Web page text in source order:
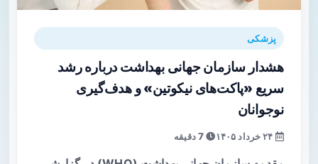
پزشکی
هشدار سازمان جهانی بهداشت درباره رشد
سریع «پاکت‌های نیکوتین» و هدف‌گیری
نوجوانان
7 دقیقه